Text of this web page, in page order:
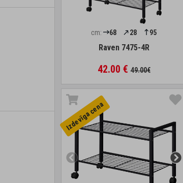
cm: 68 28 95
Raven 7475-4R
42.00 €49.00€
Izdevīga cena